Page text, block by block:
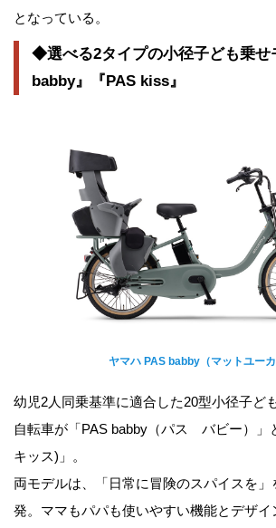
となっている。
◆選べる2タイプの小径子ども乗せ
babby』『PAS kiss』
ヤマハ PAS babby（マットユーカ
幼児2人同乗基準に適合した20型小径子ど
自転車が「PAS babby（パス バビー）」
キッス)」。
両モデルは、「日常に冒険のスパイスを」
発。ママもパパも使いやすい機能とデザ